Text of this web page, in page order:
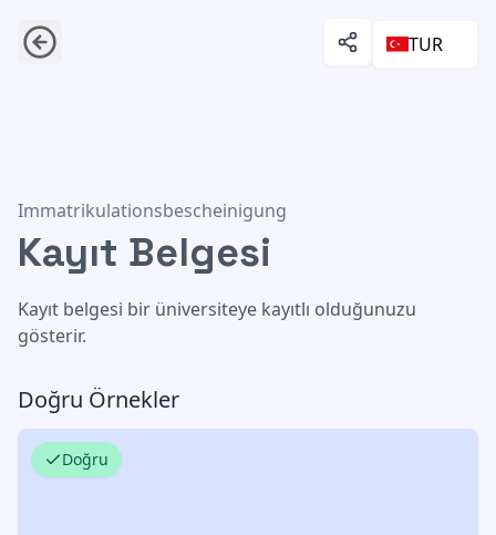
TUR
Kayıt Belgesi
Immatrikulationsbescheinigung
Kayıt Belgesi
Kayıt belgesi bir üniversiteye kayıtlı olduğunuzu
gösterir.
Doğru Örnekler
Doğru